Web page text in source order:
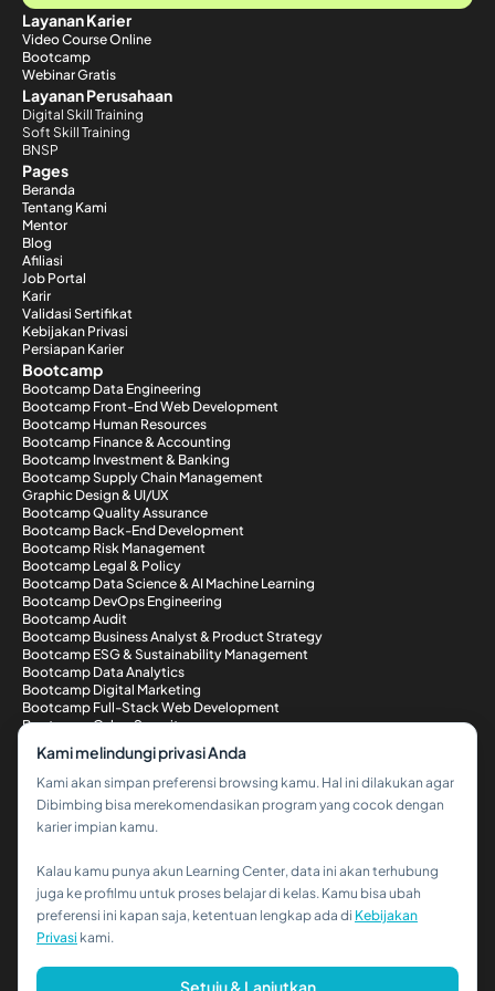
Hi!👋
Kalau kamu butuh bantuan,
Layanan Karier
Video Course Online
Bootcamp
Webinar Gratis
Layanan Perusahaan
Digital Skill Training
Soft Skill Training
BNSP
Pages
Beranda
Tentang Kami
Mentor
Blog
Afiliasi
Job Portal
Karir
Validasi Sertifikat
Kebijakan Privasi
Persiapan Karier
Bootcamp
Bootcamp Data Engineering
Bootcamp Front-End Web Development
Bootcamp Human Resources
Bootcamp Finance & Accounting
Bootcamp Investment & Banking
Bootcamp Supply Chain Management
Graphic Design & UI/UX
Bootcamp Quality Assurance
Bootcamp Back-End Development
Bootcamp Risk Management
Bootcamp Legal & Policy
Bootcamp Data Science & AI Machine Learning
Bootcamp DevOps Engineering
Bootcamp Audit
Bootcamp Business Analyst & Product Strategy
Bootcamp ESG & Sustainability Management
Bootcamp Data Analytics
Bootcamp Digital Marketing
Bootcamp Full-Stack Web Development
Bootcamp Cyber Security
Metode Pembayaran
© 2026 PT Dibimbing. All Rights Reserved
Kami melindungi privasi Anda
Kami akan simpan preferensi browsing kamu. Hal ini dilakukan agar
Dibimbing bisa merekomendasikan program yang cocok dengan
karier impian kamu.
Kalau kamu punya akun Learning Center, data ini akan terhubung
juga ke profilmu untuk proses belajar di kelas. Kamu bisa ubah
preferensi ini kapan saja, ketentuan lengkap ada di Kebijakan
Privasi kami.
Setuju & Lanjutkan